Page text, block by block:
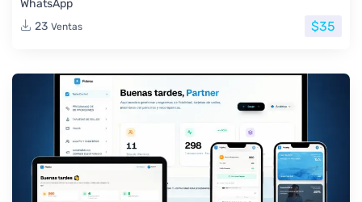
WhatsApp
23 Ventas $35